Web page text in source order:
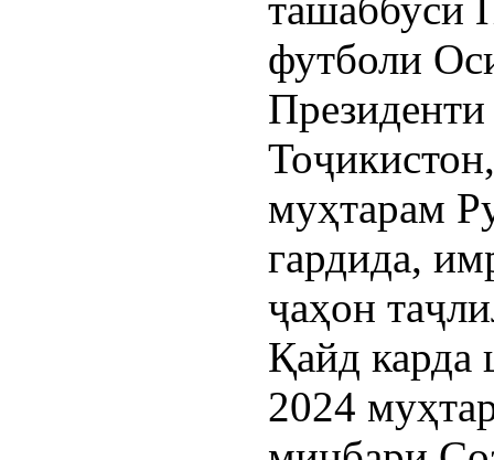
футболи
муҳтарам
гардида,
ҷаҳон
Қайд карда
2024